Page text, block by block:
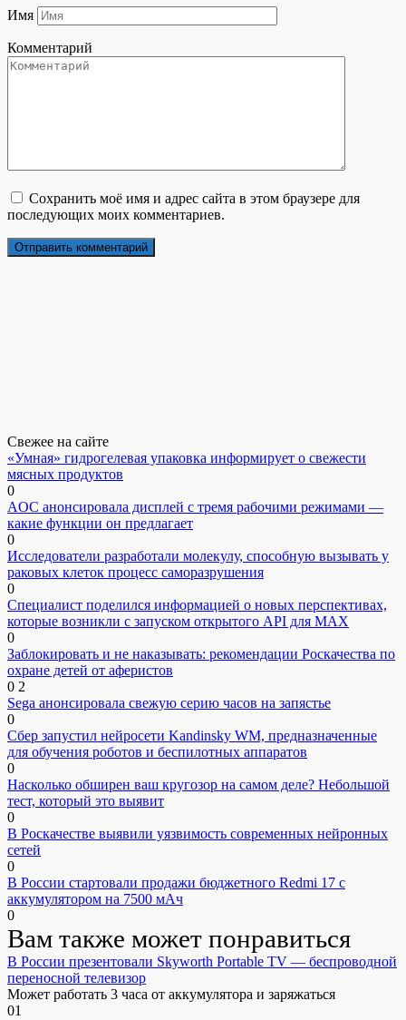
Имя
Комментарий
Сохранить моё имя и адрес сайта в этом браузере для
последующих моих комментариев.
Свежее на сайте
«Умная» гидрогелевая упаковка информирует о свежести
мясных продуктов
0
AOC анонсировала дисплей с тремя рабочими режимами —
какие функции он предлагает
0
Исследователи разработали молекулу, способную вызывать у
раковых клеток процесс саморазрушения
0
Специалист поделился информацией о новых перспективах,
которые возникли с запуском открытого API для МАХ
0
Заблокировать и не наказывать: рекомендации Роскачества по
охране детей от аферистов
0 2
Sega анонсировала свежую серию часов на запястье
0
Сбер запустил нейросети Kandinsky WM, предназначенные
для обучения роботов и беспилотных аппаратов
0
Насколько обширен ваш кругозор на самом деле? Небольшой
тест, который это выявит
0
В Роскачестве выявили уязвимость современных нейронных
сетей
0
В России стартовали продажи бюджетного Redmi 17 с
аккумулятором на 7500 мАч
0
Вам также может понравиться
В России презентовали Skyworth Portable TV — беспроводной
переносной телевизор
Может работать 3 часа от аккумулятора и заряжаться
01